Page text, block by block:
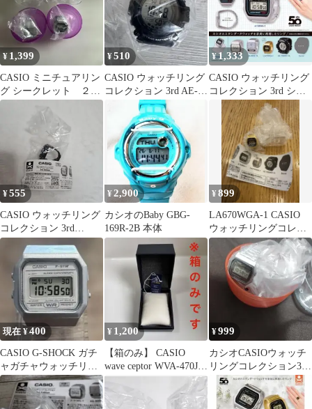
¥ 1,399
CASIO ミニチュアリン
グ シークレット ２個
セット
¥510
CASIO ウォッチリング
コレクション 3rd AE-
1500WH-1A
¥1,333
CASIO ウォッチリング
コレクション 3rd シー
クレット
¥555
CASIO ウォッチリング
コレクション 3rd
Edition
¥2,900
カシオのBaby GBG-
169R-2B 本体
¥899
LA670WGA-1 CASIO
ウォッチリングコレク
ション ガチャ
現在 ¥400
CASIO G-SHOCK ガチ
ャガチャウォッチリン
グコレクション 3rd
¥ 1,200
【箱のみ】 CASIO
wave ceptor WVA-470J-
2AJF 空箱
¥999
カシオCASIOウォッチ
リングコレクション3rd
EditionA158WA-1